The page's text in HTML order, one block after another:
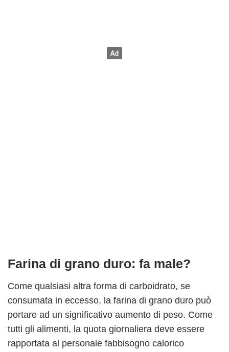
Farina di grano duro: fa male?
Come qualsiasi altra forma di carboidrato, se
consumata in eccesso, la farina di grano duro può
portare ad un significativo aumento di peso. Come
tutti gli alimenti, la quota giornaliera deve essere
rapportata al personale fabbisogno calorico